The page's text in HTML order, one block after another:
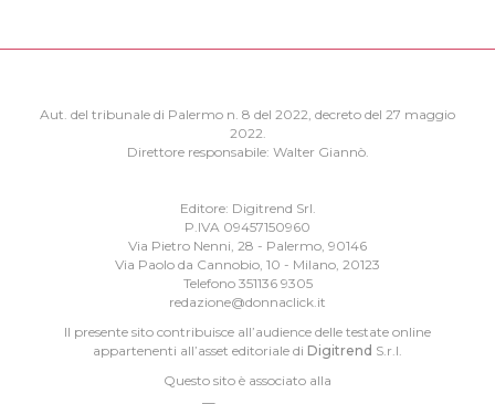
Aut. del tribunale di Palermo n. 8 del 2022, decreto del 27 maggio
2022.
Direttore responsabile: Walter Giannò.
Editore: Digitrend Srl.
P.IVA 09457150960
Via Pietro Nenni, 28 - Palermo, 90146
Via Paolo da Cannobio, 10 - Milano, 20123
Telefono 351136 9305
redazione@donnaclick.it
Il presente sito contribuisce all’audience delle testate online
appartenenti all’asset editoriale di Digitrend S.r.l.
Questo sito è associato alla